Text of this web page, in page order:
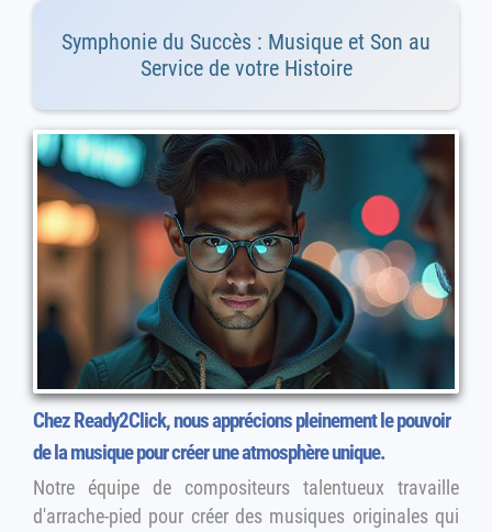
Symphonie du Succès : Musique et Son au
Service de votre Histoire
Chez Ready2Click, nous apprécions pleinement le pouvoir
de la musique pour créer une atmosphère unique.
Notre équipe de compositeurs talentueux travaille
d'arrache-pied pour créer des musiques originales qui